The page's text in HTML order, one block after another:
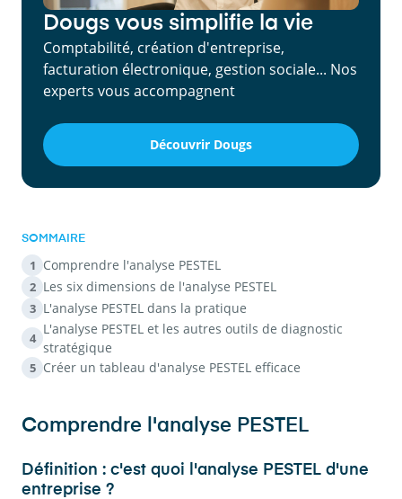
Dougs vous simplifie la vie
Comptabilité, création d'entreprise,
facturation électronique, gestion sociale... Nos
experts vous accompagnent
Découvrir Dougs
SOMMAIRE
1 Comprendre l'analyse PESTEL
2 Les six dimensions de l'analyse PESTEL
3 L'analyse PESTEL dans la pratique
4
L'analyse PESTEL et les autres outils de diagnostic
stratégique
5 Créer un tableau d'analyse PESTEL efficace
Comprendre l'analyse PESTEL
Définition : c'est quoi l'analyse PESTEL d'une
entreprise ?